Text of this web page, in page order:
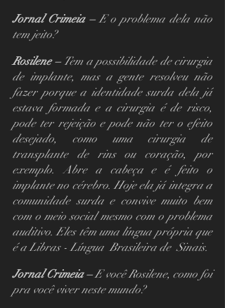
Jornal Crimeia – E o problema dela não
tem jeito?
Rosilene – Tem a possibilidade de cirurgia
de implante, mas a gente resolveu não
fazer porque a identidade surda dela já
estava formada e a cirurgia é de risco,
pode ter rejeição e pode não ter o efeito
desejado, como uma cirurgia de
transplante de rins ou coração, por
exemplo. Abre a cabeça e é feito o
implante no cérebro. Hoje ela já integra a
comunidade surda e convive muito bem
com o meio social mesmo com o problema
auditivo. Eles têm uma língua própria que
é a Libras - Língua  Brasileira de  Sinais.
Jornal Crimeia – E você Rosilene, como foi
pra você viver neste mundo?